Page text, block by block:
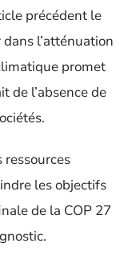
précédent le
dans l’atténuation
promet
de l’absence de
les objectifs
de la COP 27